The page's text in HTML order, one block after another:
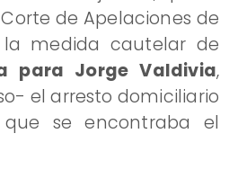
de Apelaciones de
medida cautelar de
para Jorge Valdivia,
el arresto domiciliario
se encontraba el